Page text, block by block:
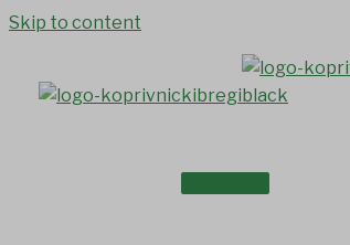
Skip to content
Dan planete Zemlje